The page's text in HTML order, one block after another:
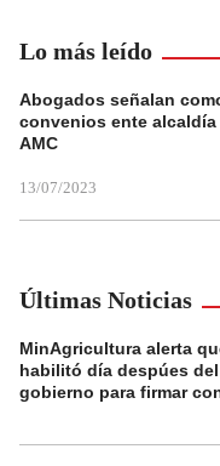
Lo más leído
Abogados señalan
convenios ente
AMC
13/07/2023
Últimas Noticias
MinAgricultura alerta
habilitó día despúes
gobierno para firmar